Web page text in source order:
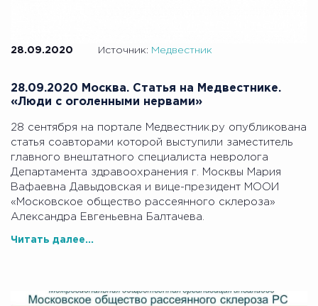
28.09.2020 Источник: Медвестник
28.09.2020 Москва. Статья на Медвестнике.
«Люди с оголенными нервами»
28 сентября на портале Медвестник.ру опубликована
статья соавторами которой выступили заместитель
главного внештатного специалиста невролога
Департамента здравоохранения г. Москвы Мария
Вафаевна Давыдовская и вице-президент МООИ
«Московское общество рассеянного склероза»
Александра Евгеньевна Балтачева.
Читать далее...